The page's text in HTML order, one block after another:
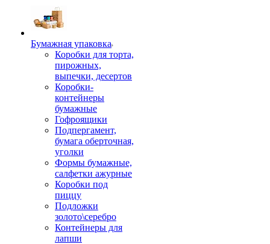
Бумажная упаковка
Коробки для торта,
пирожных,
выпечки, десертов
Коробки-
контейнеры
бумажные
Гофроящики
Подпергамент,
бумага оберточная,
уголки
Формы бумажные,
салфетки ажурные
Коробки под
пиццу
Подложки
золото\серебро
Контейнеры для
лапши